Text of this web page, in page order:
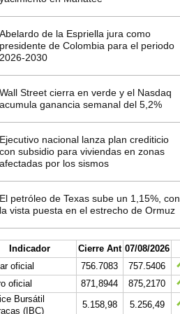
Abelardo de la Espriella jura como
presidente de Colombia para el periodo
2026-2030
Wall Street cierra en verde y el Nasdaq
acumula ganancia semanal del 5,2%
Ejecutivo nacional lanza plan crediticio
con subsidio para viviendas en zonas
afectadas por los sismos
El petróleo de Texas sube un 1,15%, con
la vista puesta en el estrecho de Ormuz
Indicador Cierre Ant 07/08/2026
oficial
756.7083
757.5406
oficial
871,8944
875,2170
Bursátil
(IBC)
5.158,98
5.256,49